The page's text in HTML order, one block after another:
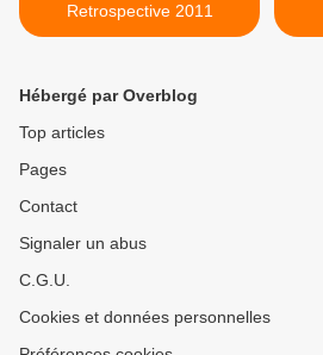
Retrospective 2011
Hébergé par Overblog
Top articles
Pages
Contact
Signaler un abus
C.G.U.
Cookies et données personnelles